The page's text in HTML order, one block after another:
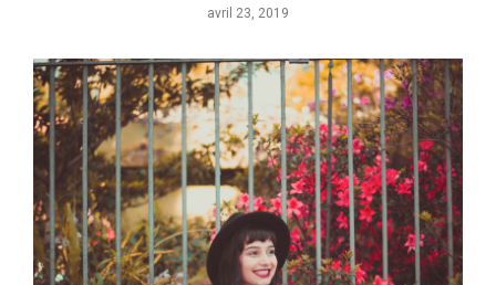
avril 23, 2019